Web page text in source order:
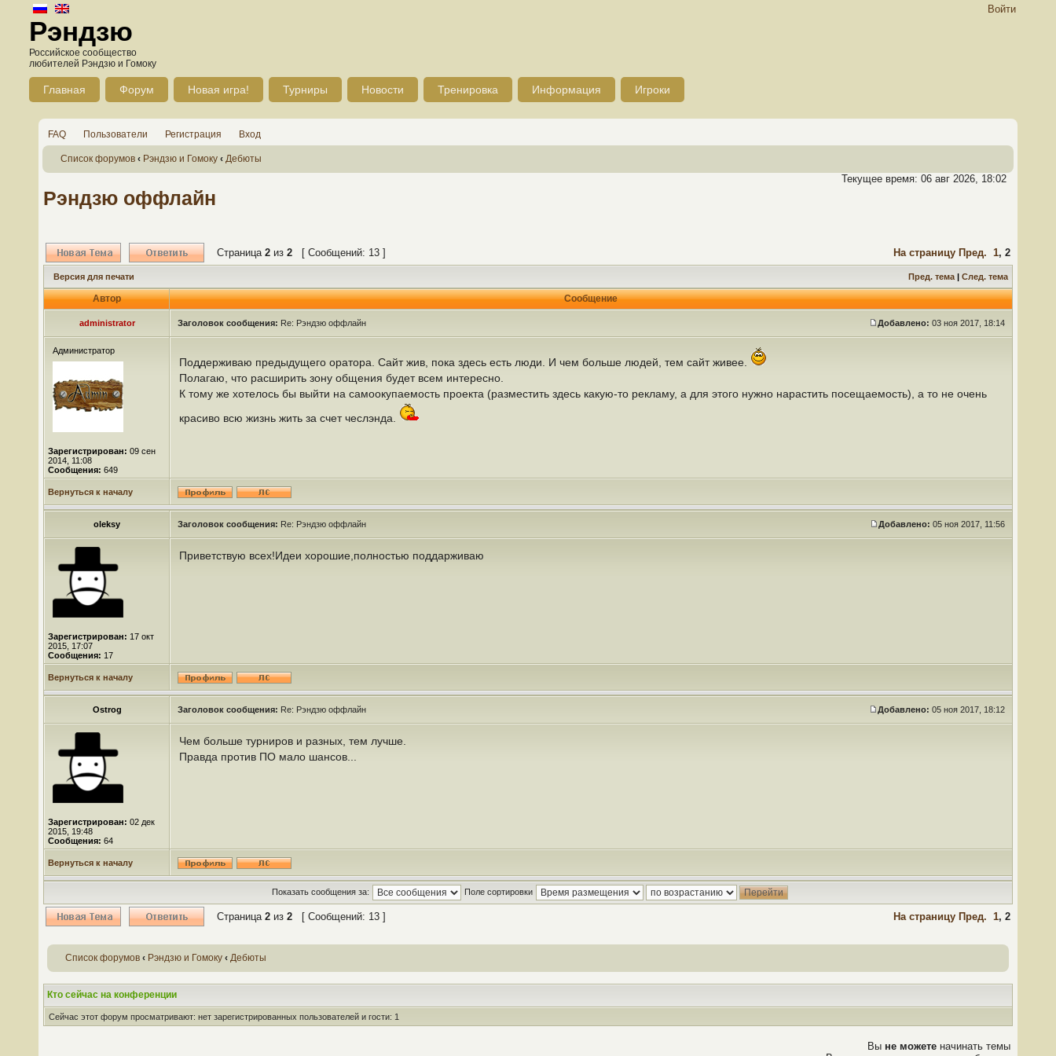
Войти
Рэндзю
Российское сообщество
любителей Рэндзю и Гомоку
Главная Форум Новая игра! Турниры Новости Тренировка Информация Игроки
FAQ Пользователи Регистрация Вход
Список форумов ‹ Рэндзю и Гомоку ‹ Дебюты
Текущее время: 06 авг 2026, 18:02
Рэндзю оффлайн
Страница 2 из 2 [ Сообщений: 13 ] На страницу Пред. 1, 2
Версия для печати Пред. тема | След. тема
Автор Сообщение
administrator Заголовок сообщения: Re: Рэндзю оффлайн Добавлено: 03 ноя 2017, 18:14
Администратор
Зарегистрирован: 09 сен
2014, 11:08
Сообщения: 649
Поддерживаю предыдущего оратора. Сайт жив, пока здесь есть люди. И чем больше людей, тем сайт живее.
Полагаю, что расширить зону общения будет всем интересно.
К тому же хотелось бы выйти на самоокупаемость проекта (разместить здесь какую-то рекламу, а для этого нужно нарастить посещаемость), а то не очень
красиво всю жизнь жить за счет чеслэнда.
Вернуться к началу
oleksy Заголовок сообщения: Re: Рэндзю оффлайн Добавлено: 05 ноя 2017, 11:56
Зарегистрирован: 17 окт
2015, 17:07
Сообщения: 17
Приветствую всех!Идеи хорошие,полностью поддарживаю
Вернуться к началу
Ostrog Заголовок сообщения: Re: Рэндзю оффлайн Добавлено: 05 ноя 2017, 18:12
Зарегистрирован: 02 дек
2015, 19:48
Сообщения: 64
Чем больше турниров и разных, тем лучше.
Правда против ПО мало шансов...
Вернуться к началу
Показать сообщения за: Поле сортировки
Страница 2 из 2 [ Сообщений: 13 ] На страницу Пред. 1, 2
Список форумов ‹ Рэндзю и Гомоку ‹ Дебюты
Кто сейчас на конференции
Сейчас этот форум просматривают: нет зарегистрированных пользователей и гости: 1
Вы не можете начинать темы